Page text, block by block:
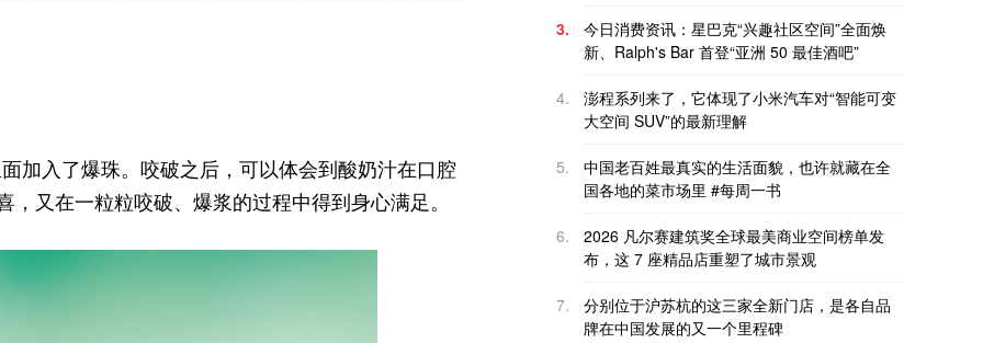
加入了爆珠。咬破之后，可以体会到酸奶汁在口腔
又在一粒粒咬破、爆浆的过程中得到身心满足。
3.
今日消费资讯：星巴克“兴趣社区空间”全面焕
新、Ralph's Bar 首登“亚洲 50 最佳酒吧”
4.
澎程系列来了，它体现了小米汽车对“智能可变
大空间 SUV”的最新理解
5.
中国老百姓最真实的生活面貌，也许就藏在全
国各地的菜市场里 #每周一书
6.
2026 凡尔赛建筑奖全球最美商业空间榜单发
布，这 7 座精品店重塑了城市景观
7.
分别位于沪苏杭的这三家全新门店，是各自品
牌在中国发展的又一个里程碑